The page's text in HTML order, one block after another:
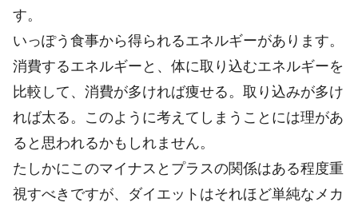
す。
いっぽう食事から得られるエネルギーがあります。
消費するエネルギーと、体に取り込むエネルギーを
比較して、消費が多ければ痩せる。取り込みが多け
れば太る。このように考えてしまうことには理があ
ると思われるかもしれません。
たしかにこのマイナスとプラスの関係はある程度重
視すべきですが、ダイエットはそれほど単純なメカ